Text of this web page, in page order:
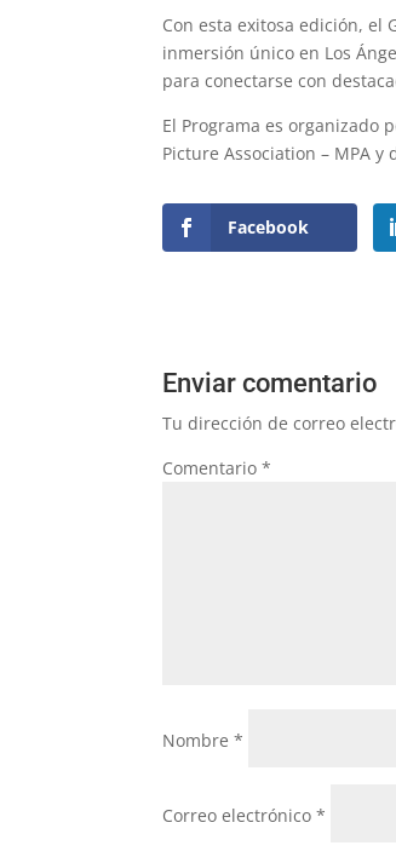
Con esta exitosa edición, el
inmersión único en Los
para conectarse con
El Programa es organizado
Picture Association – MPA y
Facebook
Enviar comentario
Tu dirección de correo
Comentario*
Nombre*
Correo electrónico*